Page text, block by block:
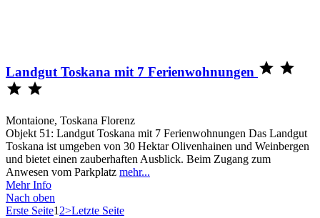
Landgut Toskana mit 7 Ferienwohnungen  
 
Montaione, Toskana Florenz
Objekt 51: Landgut Toskana mit 7 Ferienwohnungen Das Landgut
Toskana ist umgeben von 30 Hektar Olivenhainen und Weinbergen
und bietet einen zauberhaften Ausblick. Beim Zugang zum
Anwesen vom Parkplatz mehr...
Mehr Info
Nach oben
Erste Seite1 2>Letzte Seite